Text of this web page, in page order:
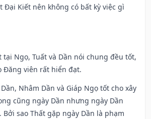
Đại Kiết nên không có bất kỳ việc gì
tại Ngọ, Tuất và Dần nói chung đều tốt,
Đăng viên rất hiển đạt.
Nhâm Dần và Giáp Ngọ tốt cho xây
cũng ngày Dần nhưng ngày Dần
Bởi sao Thất gặp ngày Dần là phạm